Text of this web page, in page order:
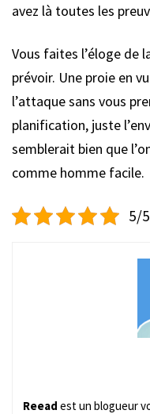
avez là toutes les
Vous faites l’éloge de
prévoir. Une proie en
l’attaque sans vous
planification, juste
semblerait bien que
comme homme facile.
5/
Reead est un blogueur